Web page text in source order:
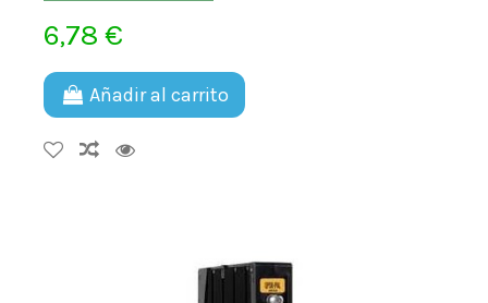
6,78 €
Añadir al carrito